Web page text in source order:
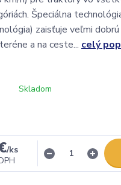
Špeciálna
zaisťuje veľmi
a na ceste... celý
Skladom
/ks